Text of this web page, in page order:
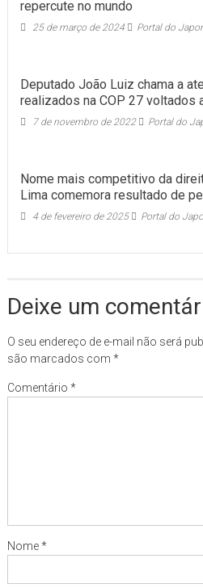
repercute no mundo
25 de março de 2024 Portal do
Deputado João Luiz chama a
realizados na COP 27 voltados
7 de novembro de 2022 Portal do
Nome mais competitivo da
Lima comemora resultado de
4 de fevereiro de 2025 Portal do
Deixe um
O seu endereço de e-mail não será
são marcados com *
Comentário *
Nome*